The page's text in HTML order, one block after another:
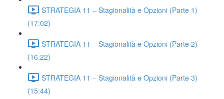
STRATEGIA 11 – Stagionalità e Opzioni (Parte 1)
(17:02)
STRATEGIA 11 – Stagionalità e Opzioni (Parte 2)
(16:22)
STRATEGIA 11 – Stagionalità e Opzioni (Parte 3)
(15:44)